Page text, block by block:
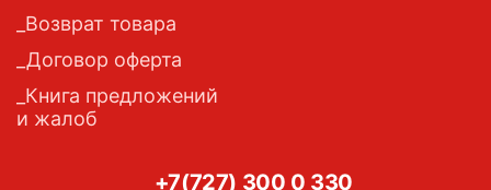
Возврат товара
Договор оферта
Книга предложений
и жалоб
+7(727) 300 0 330